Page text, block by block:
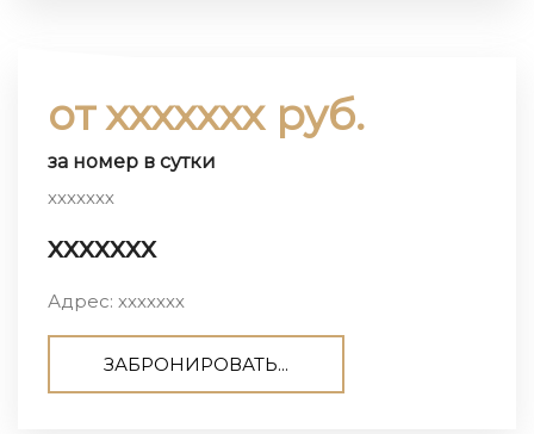
от ххххххх руб.
за номер в сутки
ххххххх
ххххххх
Адрес: ххххххх
ЗАБРОНИРОВАТЬ...